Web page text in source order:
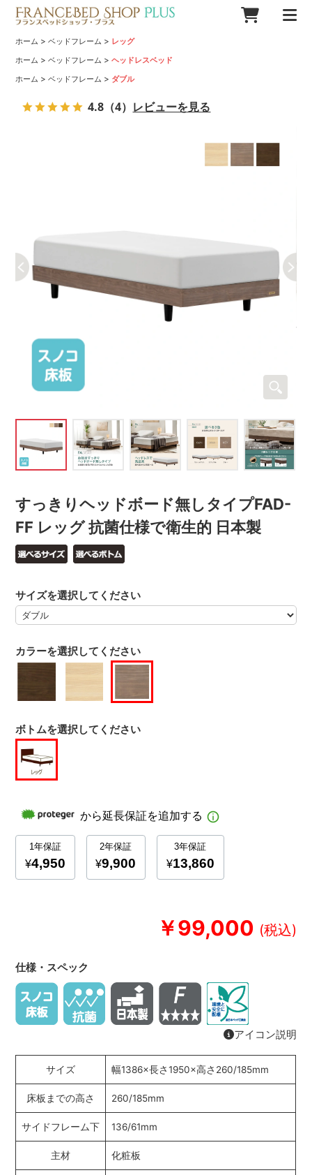
ホーム >ベッドフレーム > レッグ
ホーム >ベッドフレーム >ヘッドレスベッド
ホーム >ベッドフレーム > ダブル
すっきりヘッドボード無しタイプFAD-
FF レッグ 抗菌仕様で衛生的 日本製
￥99,000
カラーを選択してください
サイズを選択してください
ボトムを選択してください
仕様・スペック
アイコン説明
サイズ 幅1386×長さ1950×高さ260/185mm
床板までの高さ 260/185mm
サイドフレーム下 136/61mm
主材 化粧板
4.8 （4） レビューを見る